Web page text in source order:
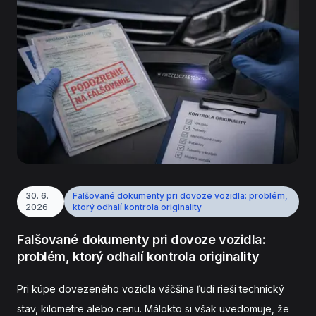
30. 6.
2026
Falšované dokumenty pri dovoze vozidla: problém,
ktorý odhalí kontrola originality
Falšované dokumenty pri dovoze vozidla:
problém, ktorý odhalí kontrola originality
Pri kúpe dovezeného vozidla väčšina ľudí rieši technický
stav, kilometre alebo cenu. Málokto si však uvedomuje, že